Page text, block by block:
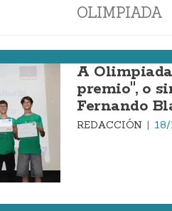
OLIMPIADA
A
premio", o
Fernando
REDACCIÓN